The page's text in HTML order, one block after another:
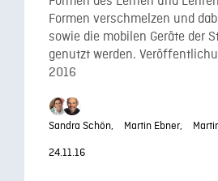
Formen verschmelzen und
sowie die mobilen Geräte der
genutzt werden.
2016
Sandra Schön, Martin Ebner,
24.11.16